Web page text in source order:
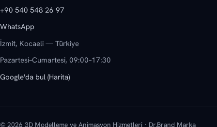
+90 540 548 26 97
WhatsApp
İzmit, Kocaeli — Türkiye
Pazartesi–Cumartesi, 09:00–17:30
Google'da bul (Harita)
© 2026 3D Modelleme ve Animasyon Hizmetleri · Dr.Brand Marka